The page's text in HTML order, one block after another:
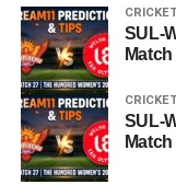
CRICKET
SUL-
CRICKET
SUL-